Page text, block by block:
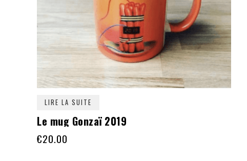
LIRE LA SUITE
Le mug Gonzaï 2019
€20.00